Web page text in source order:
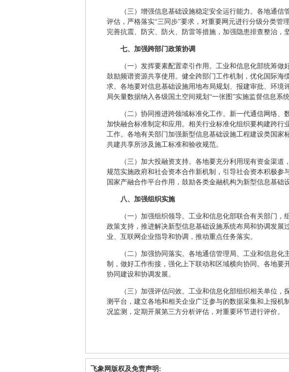
（三）增强信息基础设施稳定安全运行能力。各地通
评估，严格落实“三同步”要求，对重要网元进行分级分类管
完善抗震、防灾、防火、防雷等措施，加强隐患排查整治，
七、加强跨部门政策协调
（一）发挥要素配置牵引作用。工业和信息化部统筹做
鼓励频谱资源共享使用。健全跨部门工作机制，优化国际海
求。各地要对信息基础设施用地布局规划、报建审批、环境
局矢量数据纳入各级国土空间规划“一张图”实施监督信息系统
（二）协同推进跨领域标准化工作。新一代通信网络、
加快融合标准制定和应用。相关行业标准化组织要构建跨行
工作。各地有关部门加强新型信息基础设施工程建设类国家
共建共享所涉及施工标准和验收规范。
（三）加大投融资支持。各地要充分利用现有资金渠道
规范实施政府和社会资本合作新机制，引导社会资本积极参
国家产融合作平台作用，鼓励各类金融机构为新型信息基础
八、加强组织实施
（一）加强组织领导。工业和信息化部联合有关部门
政策支持，推进解决新型信息基础设施系统布局和协调发展
业、互联网企业指导和协调，推动重点任务落实。
（二）加强协同落实。各地通信管理局、工业和信息
制，做好工作衔接，强化上下联动和区域横向协同。各地要
协同建设和协调发展。
（三）加强评估问效。工业和信息化部组织相关单位
测平台，建立各地和相关企业广泛参与的数据采集和上报机
况监测，定期开展第三方分析评估，对重要环节进行评价。
飞象网版权及免责声明: